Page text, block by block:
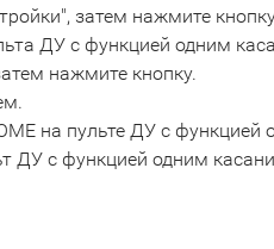
затем нажмите
ДУ с функцией одним
нажмите кнопку.
на пульте ДУ с
ДУ с функцией одним